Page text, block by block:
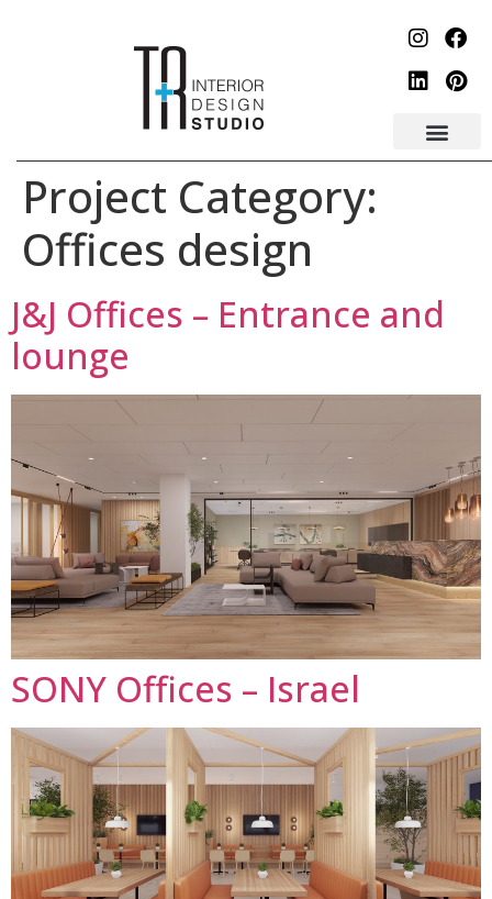
Project Category:
Offices design
J&J Offices – Entrance and
lounge
SONY Offices – Israel